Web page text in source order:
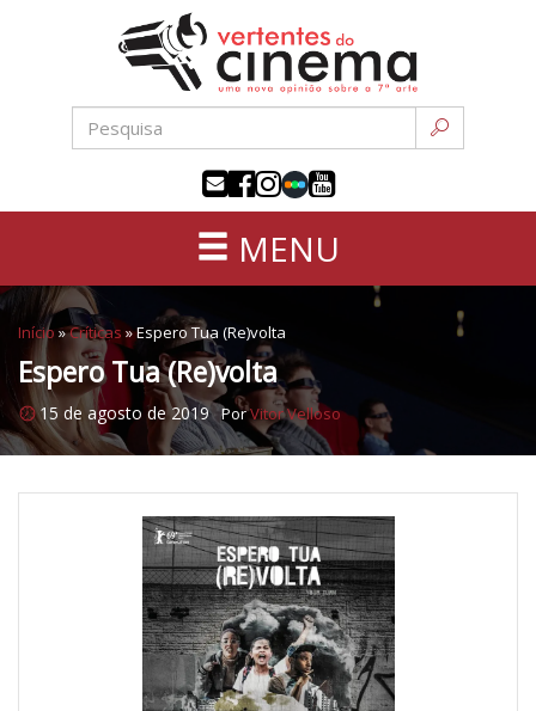
conteúdo
sétima
MENU
Início »Críticas »Espero Tua (Re)volta
Espero Tua (Re)volta
15 de agosto de 2019 PorVitor Velloso